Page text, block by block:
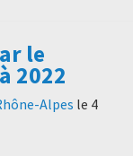
le
2022
Alpes le 4